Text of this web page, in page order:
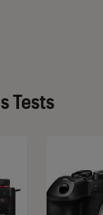
Tests